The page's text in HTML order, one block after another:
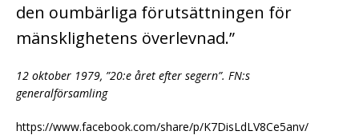
den oumbärliga förutsättningen för
mänsklighetens överlevnad.”
12 oktober 1979, ”20:e året efter segern”. FN:s
generalförsamling
https://www.facebook.com/share/p/K7DisLdLV8Ce5anv/